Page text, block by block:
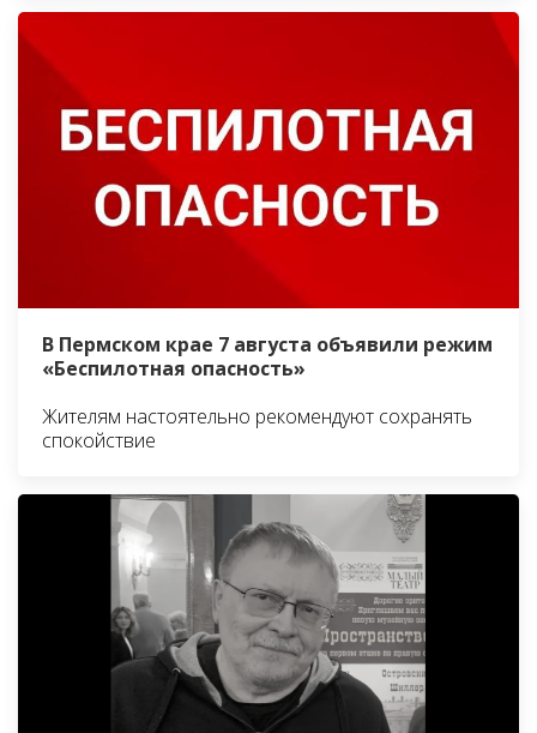
В Пермском крае 7 августа объявили режим
«Беспилотная опасность»
Жителям настоятельно рекомендуют сохранять
спокойствие